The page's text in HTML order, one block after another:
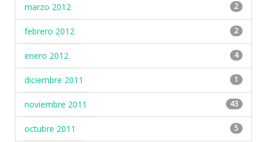
marzo 2012 2
febrero 2012 2
enero 2012 4
diciembre 2011 1
noviembre 2011 43
octubre 2011 5